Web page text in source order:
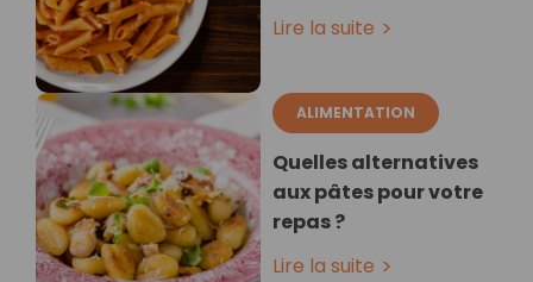
Lire la suite
ALIMENTATION
Quelles alternatives
aux pâtes pour votre
repas ?
Lire la suite